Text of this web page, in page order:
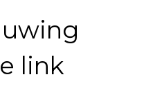
link